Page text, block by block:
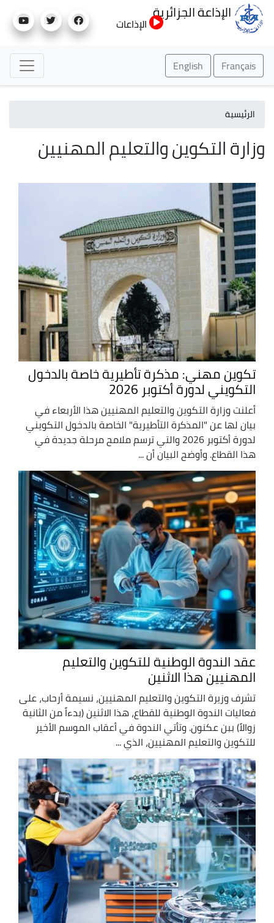
إلى
الإذاعة الجزائرية
الإذاعات
Français
English
الرئيسية
وزارة التكوين والتعليم المهنيين
تكوين مهني: مذكرة تأطيرية خاصة بالدخول
التكويني لدورة أكتوبر 2026
أعلنت وزارة التكوين والتعليم المهنيين هذا الأربعاء في
بيان لها عن "المذكرة التأطيرية" الخاصة بالدخول التكويني
لدورة أكتوبر 2026 والتي ترسم ملامح مرحلة جديدة في
هذا القطاع. وأوضح البيان أن ...
عقد الندوة الوطنية للتكوين والتعليم
المهنيين هذا الاثنين
تشرف وزيرة التكوين والتعليم المهنيين، نسيمة أرحاب، على
فعاليات الندوة الوطنية للقطاع، هذا الاثنين (بدءاً من الثانية
زوالاً) ببن عكنون. وتأتي الندوة في أعقاب الموسم الأخير
للتكوين والتعليم المهنيين، الذي ...